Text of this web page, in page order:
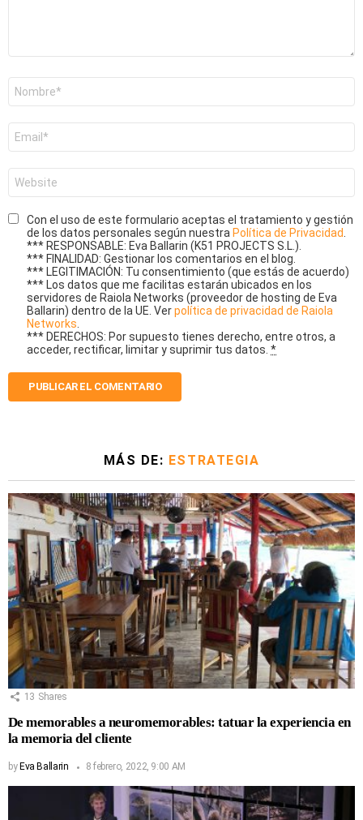
electrónico
*
Con el uso de este formulario aceptas el tratamiento y gestión
de los datos personales según nuestra Política de Privacidad
*** RESPONSABLE: Eva Ballarin (K51 PROJECTS S.L.).
*** FINALIDAD: Gestionar los comentarios en el blog.
*** LEGITIMACIÓN: Tu consentimiento (que estás de acuerdo)
*** Los datos que me facilitas estarán ubicados en los
servidores de Raiola Networks (proveedor de hosting de Eva
Ballarin) dentro de la UE. Verpolítica de privacidad de Raiola
Networks
*** DERECHOS: Por supuesto tienes derecho, entre otros, a
acceder, rectificar, limitar y suprimir tus datos. *
MÁS DE: ESTRATEGIA
13 Shares
De memorables a neuromemorables: tatuar la experiencia en
la memoria del cliente
by Eva Ballarin 8 febrero, 2022, 9:00 AM